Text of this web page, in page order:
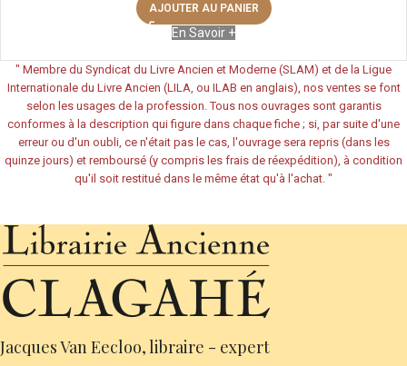
AJOUTER AU PANIER
En Savoir +
" Membre du Syndicat du Livre Ancien et Moderne (SLAM) et de la Ligue
Internationale du Livre Ancien (LILA, ou ILAB en anglais), nos ventes se font
selon les usages de la profession. Tous nos ouvrages sont garantis
conformes à la description qui figure dans chaque fiche ; si, par suite d'une
erreur ou d'un oubli, ce n'était pas le cas, l'ouvrage sera repris (dans les
quinze jours) et remboursé (y compris les frais de réexpédition), à condition
qu'il soit restitué dans le même état qu'à l'achat. "
Jacques Van Eecloo, libraire - expert